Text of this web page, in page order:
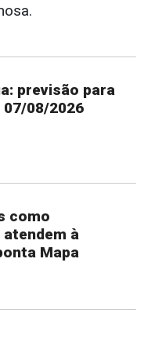
previsão para
08/2026
como
à
Mapa